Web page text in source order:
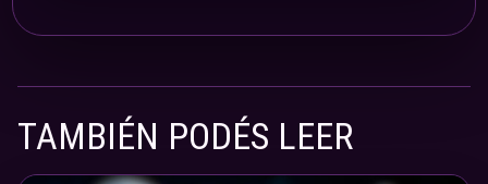
TAMBIÉN PODÉS LEER